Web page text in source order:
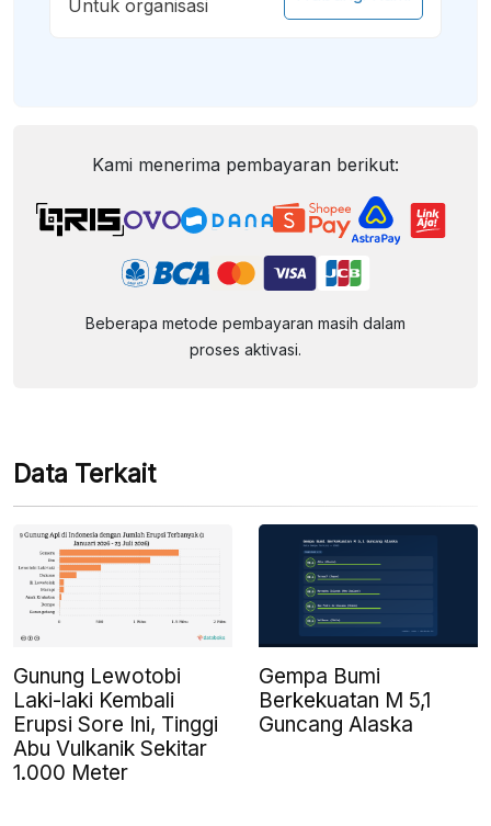
Untuk organisasi
Kami menerima pembayaran berikut:
Beberapa metode pembayaran masih dalam
proses aktivasi.
Data Terkait
Gunung Lewotobi
Laki-laki Kembali
Erupsi Sore Ini, Tinggi
Abu Vulkanik Sekitar
1.000 Meter
Gempa Bumi
Berkekuatan M 5,1
Guncang Alaska